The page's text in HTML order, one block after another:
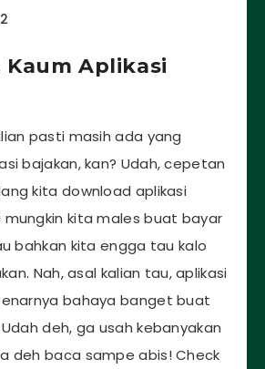
Aplikasi
pasti masih ada yang
bajakan, kan? Udah, cepetan
kita download aplikasi
mungkin kita males buat bayar
bahkan kita engga tau kalo
Nah, asal kalian tau, aplikasi
bahaya banget buat
deh, ga usah kebanyakan
deh baca sampe abis! Check